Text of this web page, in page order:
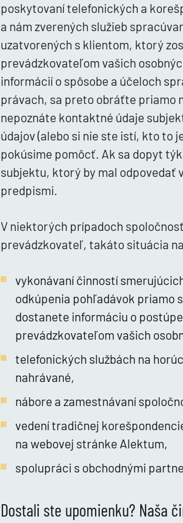
poskytovaní telefonických a
a nám zverených služieb
uzatvorených s klientom, ktorý
prevádzkovateľom vašich
informácií o spôsobe a účeloch
právach, sa preto obráťte priamo
nepoznáte kontaktné údaje
údajov (alebo si nie ste istí, kto to
pokúsime pomôcť. Ak sa dopyt
subjektu, ktorý by mal odpovedať
predpismi.
V niektorých prípadoch
prevádzkovateľ, takáto situácia
vykonávaní činností
odkúpenia pohľadávok priamo
dostanete informáciu o
prevádzkovateľom vašich
telefonických službách na
nahrávané,
nábore a zamestnávaní
vedení tradičnej
na webovej stránke Alektum,
spolupráci s obchodnými
Dostali ste upomienku? Naša